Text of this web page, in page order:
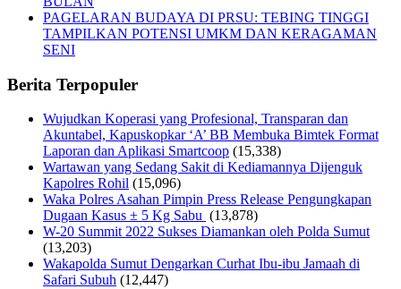
PAGELARAN BUDAYA DI PRSU: TEBING TINGGI
TAMPILKAN POTENSI UMKM DAN KERAGAMAN
SENI
Berita Terpopuler
Wujudkan Koperasi yang Profesional, Transparan dan
Akuntabel, Kapuskopkar ‘A’ BB Membuka Bimtek Format
Laporan dan Aplikasi Smartcoop (15,338)
Wartawan yang Sedang Sakit di Kediamannya Dijenguk
Kapolres Rohil (15,096)
Waka Polres Asahan Pimpin Press Release Pengungkapan
Dugaan Kasus ± 5 Kg Sabu (13,878)
W-20 Summit 2022 Sukses Diamankan oleh Polda Sumut
(13,203)
Wakapolda Sumut Dengarkan Curhat Ibu-ibu Jamaah di
Safari Subuh (12,447)